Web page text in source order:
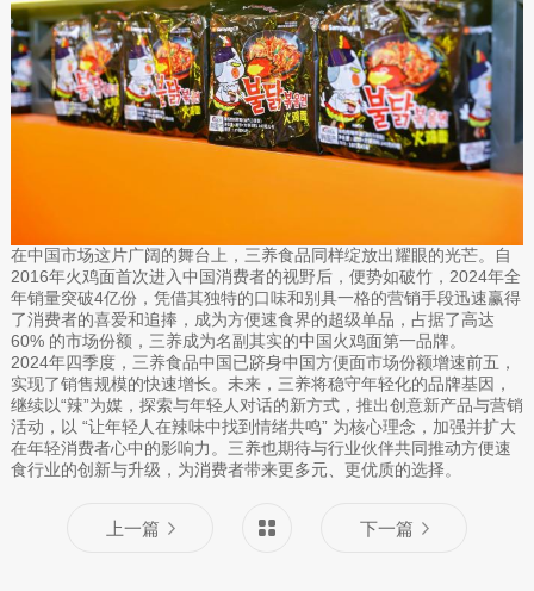
在中国市场这片广阔的舞台上，三养食品同样绽放出耀眼的光芒。自
2016年火鸡面首次进入中国消费者的视野后，便势如破竹，2024年全
年销量突破4亿份，凭借其独特的口味和别具一格的营销手段迅速赢得
了消费者的喜爱和追捧，成为方便速食界的超级单品，占据了高达
60% 的市场份额，三养成为名副其实的中国火鸡面第一品牌。
2024年四季度，三养食品中国已跻身中国方便面市场份额增速前五，
实现了销售规模的快速增长。未来，三养将稳守年轻化的品牌基因，
继续以“辣”为媒，探索与年轻人对话的新方式，推出创意新产品与营销
活动，以 “让年轻人在辣味中找到情绪共鸣” 为核心理念，加强并扩大
在年轻消费者心中的影响力。三养也期待与行业伙伴共同推动方便速
食行业的创新与升级，为消费者带来更多元、更优质的选择。
上一篇 下一篇